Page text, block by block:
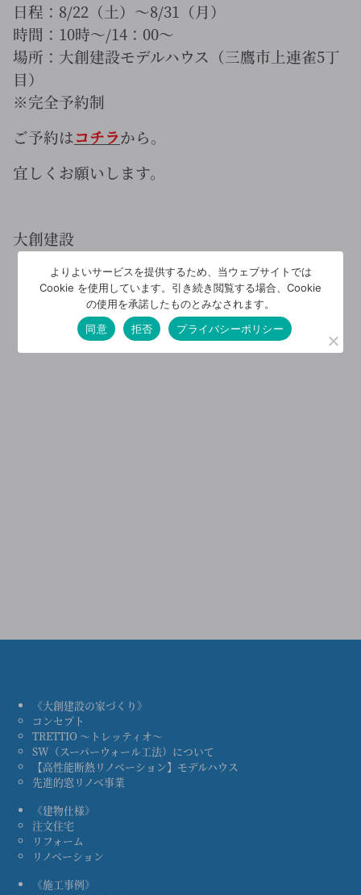
日程：8/22（土）～8/31（月）
時間：10時～/14：00～
場所：大創建設モデルハウス（三鷹市上連雀5丁
目）
※完全予約制
ご予約はコチラから。
宜しくお願いします。
大創建設
《大創建設の家づくり》
コンセプト
TRETTIO ～トレッティオ～
SW（スーパーウォール工法）について
【高性能断熱リノベーション】モデルハウス
先進的窓リノベ事業
《建物仕様》
注文住宅
リフォーム
リノベーション
《施工事例》
よりよいサービスを提供するため、当ウェブサイトでは
Cookie を使用しています。引き続き閲覧する場合、Cookie
の使用を承諾したものとみなされます。
同意
拒否 プライバシーポリシー